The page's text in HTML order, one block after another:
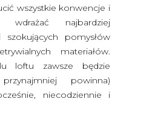
wszystkie konwencje i
najbardziej
szokujących pomysłów
materiałów.
loftu zawsze będzie
powinna)
niecodziennie i